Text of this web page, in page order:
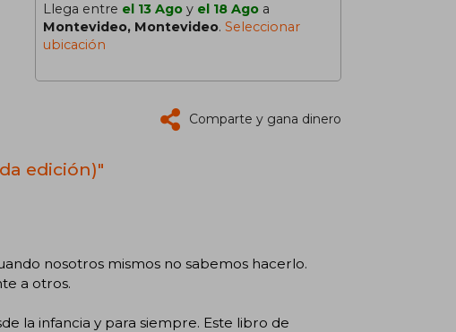
Llega entre el 13 Ago y el 18 Ago a
Montevideo, Montevideo. Seleccionar
ubicación
Comparte y gana dinero
edición)"
nosotros mismos no sabemos hacerlo.
a otros.
la infancia y para siempre. Este libro de